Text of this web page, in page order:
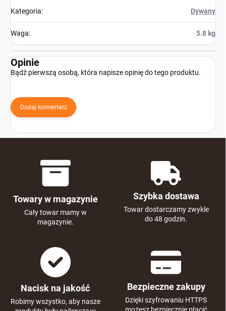
Kategoria: Dywany
Waga: 5.8 kg
Opinie
Bądź pierwszą osobą, która napisze opinię do tego produktu.
Dodaj komentarz
Towary w magazynie
Cały towar mamy w
magazynie.
Szybka dostawa
Towar dostarczamy zwykle
do 48 godzin.
Nacisk na jakość
Robimy wszystko, aby nasze
Bezpieczne zakupy
Dzięki szyfrowaniu HTTPS